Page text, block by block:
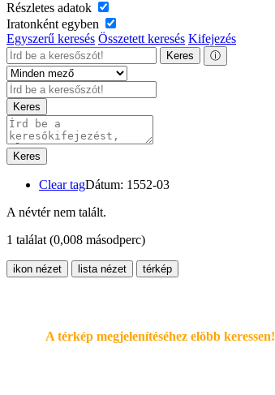
Részletes adatok
Iratonként egyben
Egyszerű keresés Összetett keresés Kifejezés
Keres ⓘ
Keres
Keres
Clear tagDátum: 1552-03
A névtér nem talált.
1 találat (0,008 másodperc)
ikon nézet lista nézet térkép
A térkép megjelenítéséhez elöbb keressen!